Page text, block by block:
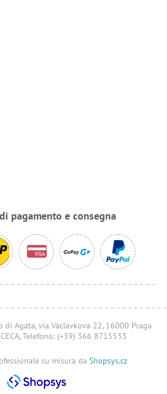
pagamento e consegna
di Agata, via Václavkova 22, 16000 Praga
CECA, Telefono: (+39) 366 8715533
su misura da Shopsys.cz